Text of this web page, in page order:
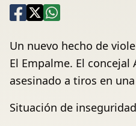
Un nuevo hecho de
El Empalme. El
asesinado a tiros en
Situación de inseguridad